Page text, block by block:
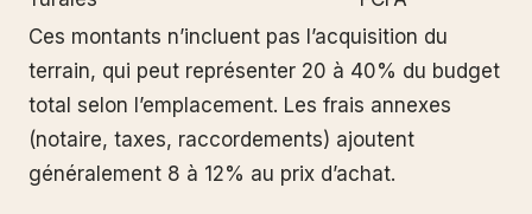
Ces montants n’incluent pas l’acquisition du
terrain, qui peut représenter 20 à 40% du budget
total selon l’emplacement. Les frais annexes
(notaire, taxes, raccordements) ajoutent
généralement 8 à 12% au prix d’achat.